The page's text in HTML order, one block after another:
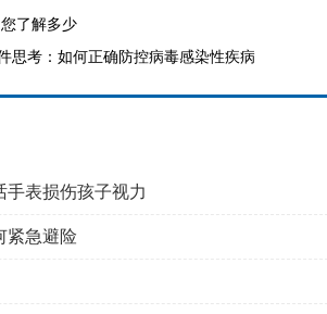
了解多少
思考：如何正确防控病毒感染性疾病
手表损伤孩子视力
紧急避险